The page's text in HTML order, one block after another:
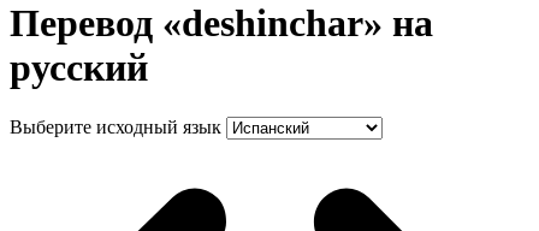
Перевод «deshinchar» на
русский
Выберите исходный язык